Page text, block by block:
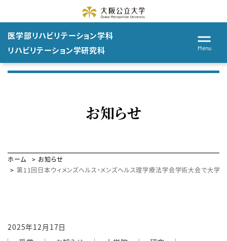
医学部リハビリテーション学科
リハビリテーション学研究科 Menu
お知らせ
ホーム
お知らせ
第11回日本ウィメンズヘルス・メンズヘルス理学療法学会学術大会で大学
2025年12月17日